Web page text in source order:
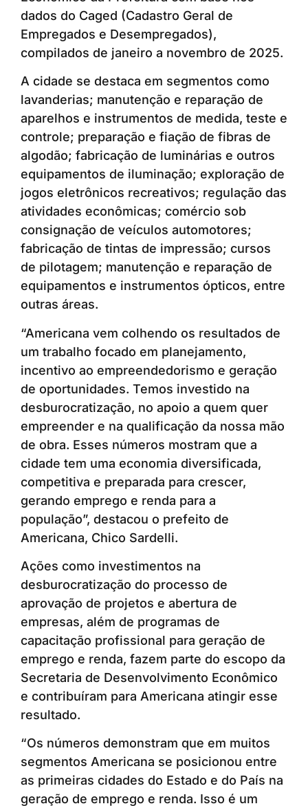
dados do Caged (Cadastro Geral de
Empregados e Desempregados),
compilados de janeiro a novembro de 2025.
A cidade se destaca em segmentos como
lavanderias; manutenção e reparação de
aparelhos e instrumentos de medida, teste e
controle; preparação e fiação de fibras de
algodão; fabricação de luminárias e outros
equipamentos de iluminação; exploração de
jogos eletrônicos recreativos; regulação das
atividades econômicas; comércio sob
consignação de veículos automotores;
fabricação de tintas de impressão; cursos
de pilotagem; manutenção e reparação de
equipamentos e instrumentos ópticos, entre
outras áreas.
“Americana vem colhendo os resultados de
um trabalho focado em planejamento,
incentivo ao empreendedorismo e geração
de oportunidades. Temos investido na
desburocratização, no apoio a quem quer
empreender e na qualificação da nossa mão
de obra. Esses números mostram que a
cidade tem uma economia diversificada,
competitiva e preparada para crescer,
gerando emprego e renda para a
população”, destacou o prefeito de
Americana, Chico Sardelli.
Ações como investimentos na
desburocratização do processo de
aprovação de projetos e abertura de
empresas, além de programas de
capacitação profissional para geração de
emprego e renda, fazem parte do escopo da
Secretaria de Desenvolvimento Econômico
e contribuíram para Americana atingir esse
resultado.
“Os números demonstram que em muitos
segmentos Americana se posicionou entre
as primeiras cidades do Estado e do País na
geração de emprego e renda. Isso é um